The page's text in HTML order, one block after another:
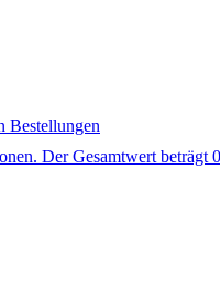
Bestellungen
Der Gesamtwert beträgt